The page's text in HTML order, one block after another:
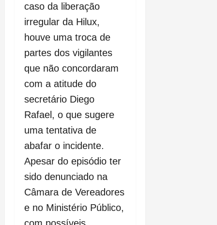
caso da liberação
irregular da Hilux,
houve uma troca de
partes dos vigilantes
que não concordaram
com a atitude do
secretário Diego
Rafael, o que sugere
uma tentativa de
abafar o incidente.
Apesar do episódio ter
sido denunciado na
Câmara de Vereadores
e no Ministério Público,
com possíveis